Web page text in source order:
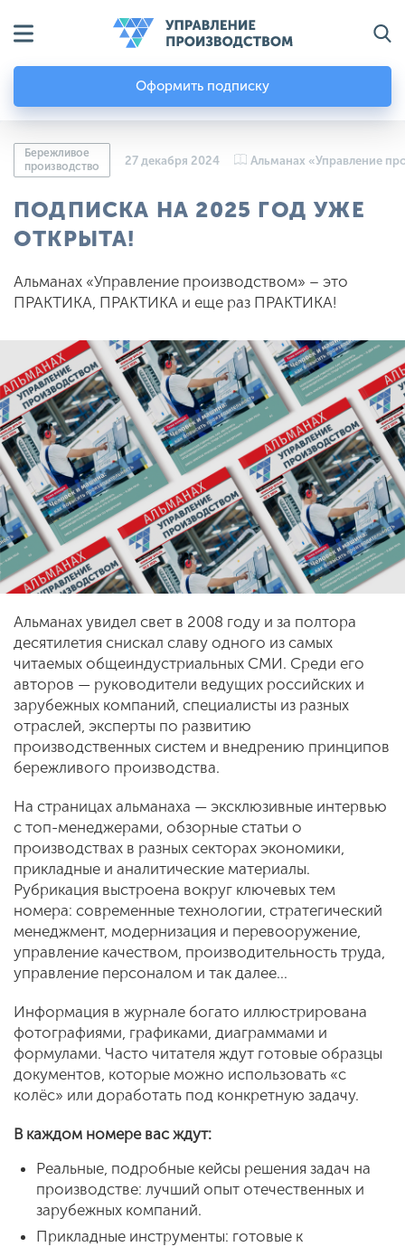
Оформить подписку
Бережливое
производство
27 декабря 2024 Альманах «Управление
ПОДПИСКА НА 2025 ГОД УЖЕ
ОТКРЫТА!
Альманах «Управление производством» – это
ПРАКТИКА, ПРАКТИКА и еще раз ПРАКТИКА!
Альманах увидел свет в 2008 году и за полтора
десятилетия снискал славу одного из самых
читаемых общеиндустриальных СМИ. Среди его
авторов — руководители ведущих российских и
зарубежных компаний, специалисты из разных
отраслей, эксперты по развитию
производственных систем и внедрению принципов
бережливого производства.
На страницах альманаха — эксклюзивные интервью
с топ-менеджерами, обзорные статьи о
производствах в разных секторах экономики,
прикладные и аналитические материалы.
Рубрикация выстроена вокруг ключевых тем
номера: современные технологии, стратегический
менеджмент, модернизация и перевооружение,
управление качеством, производительность труда,
управление персоналом и так далее…
Информация в журнале богато иллюстрирована
фотографиями, графиками, диаграммами и
формулами. Часто читателя ждут готовые образцы
документов, которые можно использовать «с
колёс» или доработать под конкретную задачу.
В каждом номере вас ждут:
Реальные, подробные кейсы решения задач на
производстве: лучший опыт отечественных и
зарубежных компаний.
Прикладные инструменты: готовые к